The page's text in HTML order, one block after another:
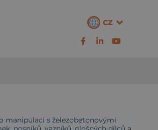
CZ
manipulaci s železobetonovými